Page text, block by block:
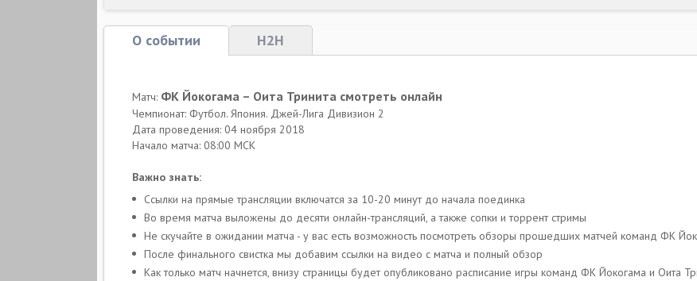
О событии H2H
Матч: ФК Йокогама – Оита Тринита смотреть онлайн
Чемпионат: Футбол. Япония. Джей-Лига Дивизион 2
Дата проведения: 04 ноября 2018
Начало матча: 08:00 МСК
Важно знать:
Ссылки на прямые трансляции включатся за 10-20 минут до начала поединка
Во время матча выложены до десяти онлайн-трансляций, a также сопки и торрент стримы
Не скучайте в ожидании матча - у вас есть возможность посмотреть обзоры прошедших матчей команд ФК
После финального свистка мы добавим ссылки на видео с матча и полный обзор
Как только матч начнется, внизу страницы будет опубликовано расписание игры команд ФК Йокогама и Оита